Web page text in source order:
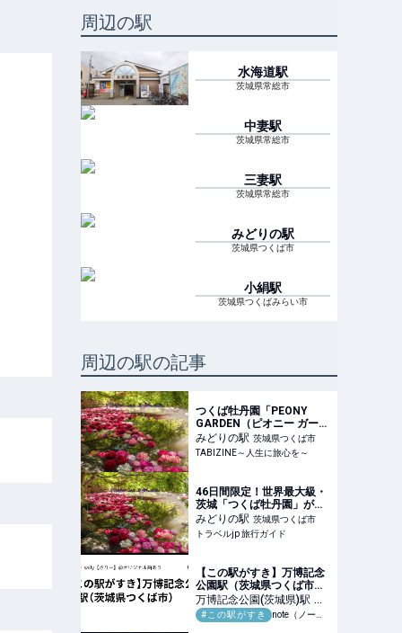
周辺の駅
水海道駅
茨城県常総市
中妻駅
茨城県常総市
三妻駅
茨城県常総市
みどりの駅
茨城県つくば市
小絹駅
茨城県つくばみらい市
周辺の駅の記事
つくば牡丹園「PEONY
GARDEN（ピオニー ガーデ
ン）2026」期間限定でオー
プン！ グルメや体験企画も
開催｜茨城県 | TABIZINE～
みどりの駅 茨城県つくば市
TABIZINE～人生に旅心を～
46日間限定！世界最大級・
茨城「つくば牡丹園」が今
年もオープン | 茨城県 | トラ
ベルjp 旅行ガイド
みどりの駅 茨城県つくば市
トラベルjp 旅行ガイド
【この駅がすき】万博記念
公園駅（茨城県つくば市）
｜sally【さりー】@オリジ
ナル曲あり
万博記念公園(茨城県)駅 茨
城県つくば市
#この駅がすき note（ノート）